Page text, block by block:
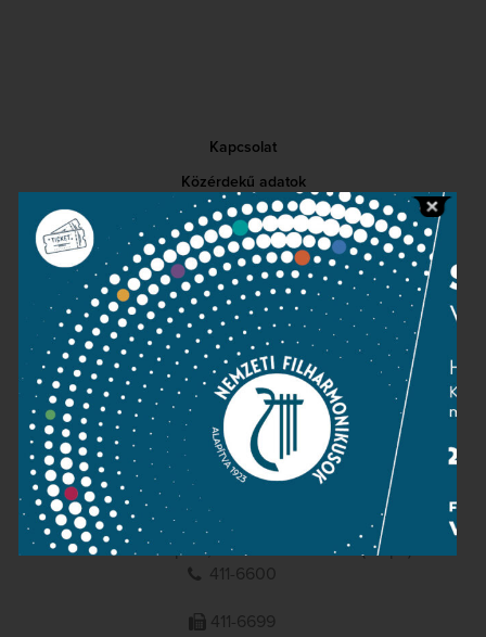
Kapcsolat
Közérdekű adatok
Sajtószoba
Adatvédelem
Impresszum
NEMZETI
FILHARMONIKUSOK
1095 Budapest, Komor Marcell u. 1. (Müpa)
411-6600
411-6699